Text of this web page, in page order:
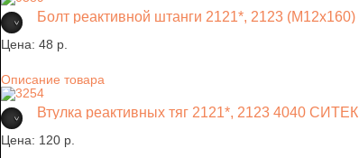
Болт реактивной штанги 2121*, 2123 (М12х160)
Цена: 48 p.
Описание товара
Втулка реактивных тяг 2121*, 2123 4040 СИТЕК
Цена: 120 p.